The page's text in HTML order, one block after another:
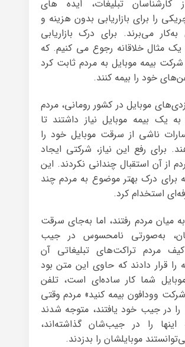
کارشناسان تبلیغات، ایده های
را برای بازاریابی بدون هزینه و
می‌برند. برای درک بازاریابی
مثال خلاقانه رجوع می کنیم. که
بیمه موبایل به مردم ثابت کرد
خود را بیمه کنند.
موبایل در کشور رومانی، مردم
یک بیمه موبایل نیاز داشتند تا
ناشی از سرقت موبایل خود را
برای رفع این نیاز، شرکتی ایجاد
از آن استقبال چندانی نکردند. این
برای درک بهتر موضوع به مردم چند
استخدام کرد.
میان مردم رفتند، اما به‌جای سرقت
به‌صورتی نامحسوس در جیب
مردم تراکت‌های تبلیغاتی آن
را قرار دادند که حاوی این متن بود
شما کار ساده‌ای است، تلفن
وودافون بیمه کنید» مردم وقتی
را در جیب خود یافتند، متوجه شدند
اینها را در جیب‌شان گذاشته‌اند،
موبایلشان را بدزدند.